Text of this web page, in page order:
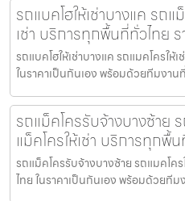
รถแบคโฮให้เช่าบางแค รถ
เช่า บริการทุกพื้นที่ทั่วไทย
รถแบคโฮให้เช่าบางแค รถแมคโครให้
ในราคาเป็นกันเอง พร้อมด้วยทีมงา
รถแม็คโครรับจ้างบางซ้าย
แม็คโครให้เช่า บริการทุกพื้
รถแม็คโครรับจ้างบางซ้าย รถแมคโค
ไทย ในราคาเป็นกันเอง พร้อมด้วยที